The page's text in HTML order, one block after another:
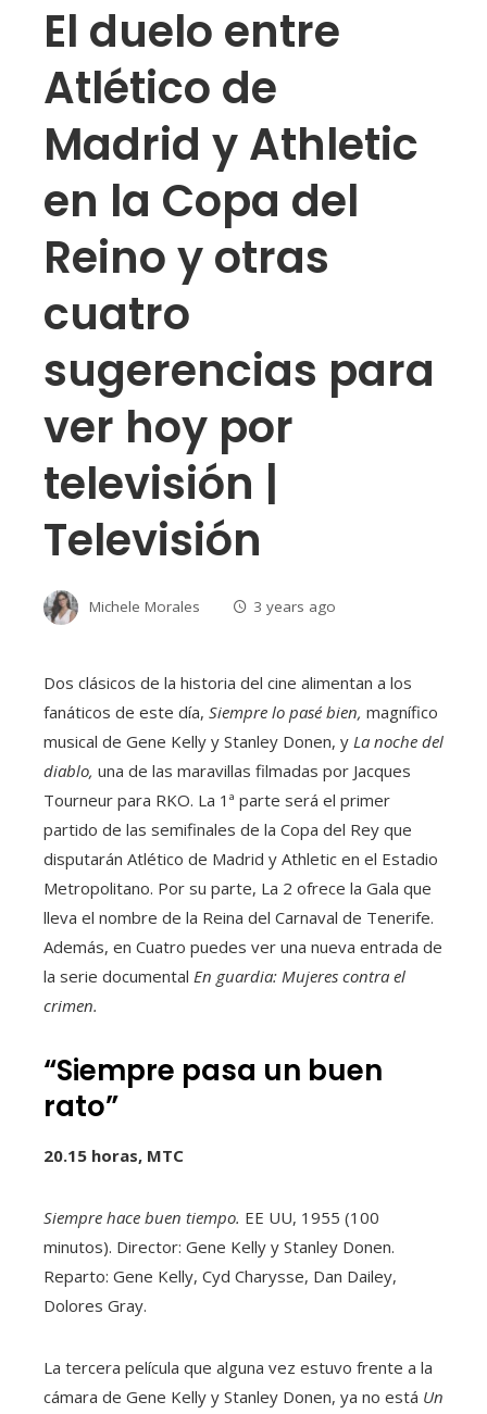
El duelo entre
Atlético de
Madrid y Athletic
en la Copa del
Reino y otras
cuatro
sugerencias para
ver hoy por
televisión |
Televisión
Michele Morales 3 years ago
Dos clásicos de la historia del cine alimentan a los
fanáticos de este día, Siempre lo pasé bien, magnífico
musical de Gene Kelly y Stanley Donen, y La noche del
diablo, una de las maravillas filmadas por Jacques
Tourneur para RKO. La 1ª parte será el primer
partido de las semifinales de la Copa del Rey que
disputarán Atlético de Madrid y Athletic en el Estadio
Metropolitano. Por su parte, La 2 ofrece la Gala que
lleva el nombre de la Reina del Carnaval de Tenerife.
Además, en Cuatro puedes ver una nueva entrada de
la serie documental En guardia: Mujeres contra el
crimen.
“Siempre pasa un buen
rato”
20.15 horas, MTC
Siempre hace buen tiempo. EE UU, 1955 (100
minutos). Director: Gene Kelly y Stanley Donen.
Reparto: Gene Kelly, Cyd Charysse, Dan Dailey,
Dolores Gray.
La tercera película que alguna vez estuvo frente a la
cámara de Gene Kelly y Stanley Donen, ya no está Un